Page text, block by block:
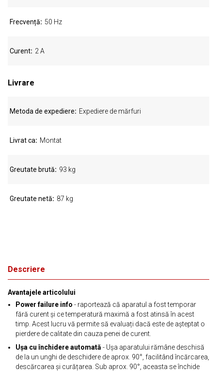
Descriere
Avantajele articolului
Power failure info - raportează că aparatul a fost temporar
fără curent și ce temperatură maximă a fost atinsă în acest
timp. Acest lucru vă permite să evaluați dacă este de așteptat o
pierdere de calitate din cauza penei de curent.
Ușa cu închidere automată - Ușa aparatului rămâne deschisă
de la un unghi de deschidere de aprox. 90°, facilitând încărcarea,
descărcarea și curățarea. Sub aprox. 90°, aceasta se închide
Frecvență 50 Hz
Curent 2 A
Livrare
Metoda de expediere Expediere de mărfuri
Livrat ca Montat
Greutate brută 93 kg
Greutate netă 87 kg